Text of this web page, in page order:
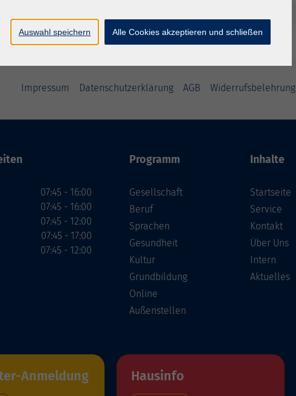
Impressum Datenschutzerklärung AGB Widerrufsbelehrung
07:45 - 16:00
07:45 - 16:00
07:45 - 12:00
07:45 - 17:00
07:45 - 12:00
Programm
Gesellschaft
Beruf
Sprachen
Gesundheit
Kultur
Grundbildung
Online
Außenstellen
Inhalte
Startseite
Service
Kontakt
Über Uns
Intern
Aktuelles
Anmeldung Hausinfo
Auswahl speichern Alle Cookies akzeptieren und schließen